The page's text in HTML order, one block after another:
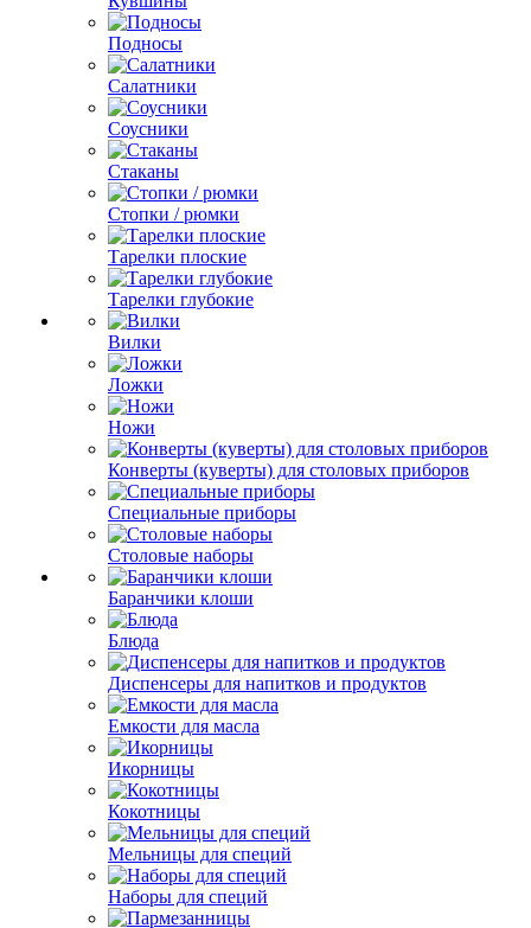
Подносы
Салатники
Соусники
Стаканы
Стопки / рюмки
Тарелки плоские
Тарелки глубокие
Вилки
Ложки
Ножи
Конверты (куверты) для столовых приборов
Специальные приборы
Столовые наборы
Баранчики клоши
Блюда
Диспенсеры для напитков и продуктов
Емкости для масла
Икорницы
Кокотницы
Мельницы для специй
Наборы для специй